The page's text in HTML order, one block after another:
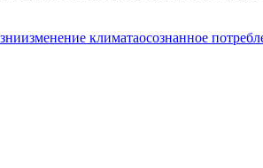
изменение климатаосознанное